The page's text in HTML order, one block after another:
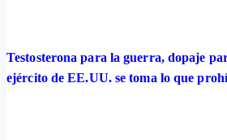
Testosterona para la guerra, dopaje
ejército de EE.UU. se toma lo que